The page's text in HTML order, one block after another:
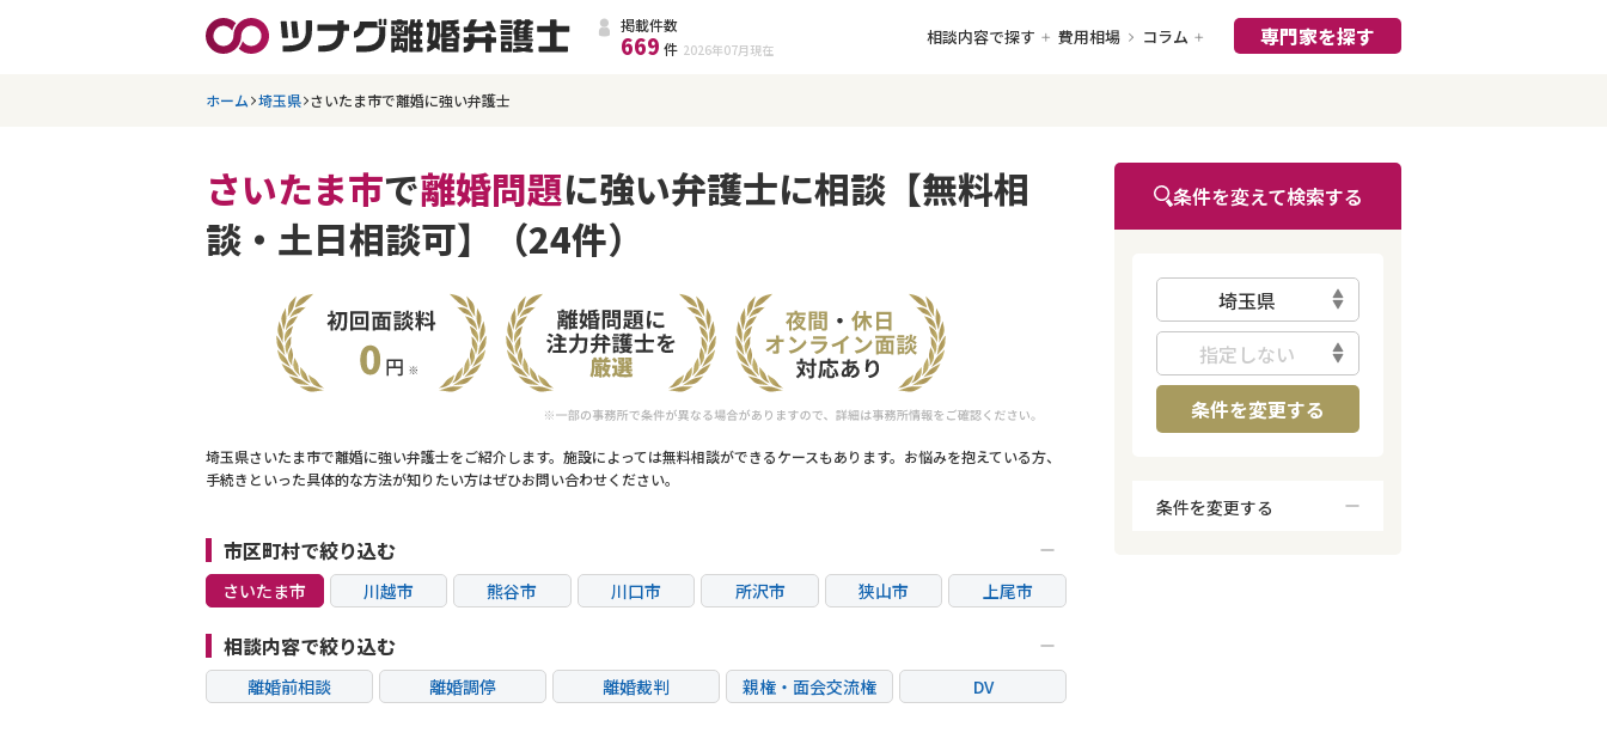
掲載件数
669 件 2026年07月 現在
相談内容で探す 費用相場 コラム 専門家を探す
ホーム 埼玉県 さいたま市で離婚に強い弁護士
さいたま市で離婚問題に強い弁護士に相談【無料相
談・土日相談可】（24件）
埼玉県さいたま市で離婚に強い弁護士をご紹介します。施設によっては無料相談ができるケースもあります。お悩みを抱えている方、
手続きといった具体的な方法が知りたい方はぜひお問い合わせください。
市区町村で絞り込む
さいたま市 川越市 熊谷市 川口市 所沢市 狭山市
上尾市
草加市
相談内容で絞り込む
離婚前相談 離婚調停 離婚裁判 親権・面会交流権
DV
条件を変えて検索する
埼玉県
指定しない
条件を変更する
条件を変更する